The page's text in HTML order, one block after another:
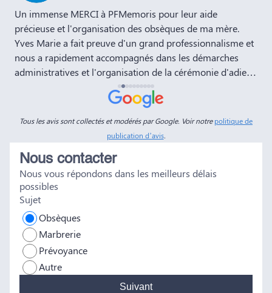
Un immense MERCI à PFMemoris pour leur aide
précieuse et l'organisation des obsèques de ma mère.
Yves Marie a fait preuve d'un grand professionnalisme et
nous a rapidement accompagnés dans les démarches
administratives et l'organisation de la cérémonie d'adieu.
Nous souhaitons à votre entreprise prospérité et succès
et la recommandons vivement à tous nos amis et
connaissances. Dans ces moments de deuil, des
personnes comme Yves Marie et Dimitry sont d'un grand
réconfort, et c'est un véritable soulagement de savoir que
tout a été fait dans les règles. Tous nos vœux de réussite à
vous et à vos futurs clients. Cordialement famille
HERNANDEZ
Tous les avis sont collectés et modérés par Google. Voir notrepolitique de
publication d’avis.
Nous contacter
Nous vous répondons dans les meilleurs délais
possibles
Sujet
Obsèques
Marbrerie
Prévoyance
Autre
Suivant